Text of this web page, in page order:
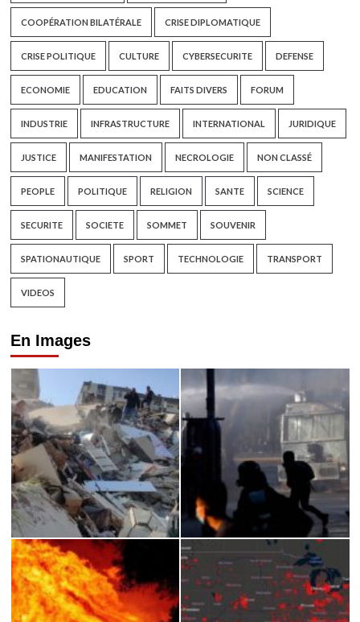
COOPÉRATION BILATÉRALE CRISE DIPLOMATIQUE
CRISE POLITIQUE CULTURE CYBERSECURITE DEFENSE
ECONOMIE EDUCATION FAITS DIVERS FORUM
INDUSTRIE INFRASTRUCTURE INTERNATIONAL JURIDIQUE
JUSTICE MANIFESTATION NECROLOGIE NON CLASSÉ
PEOPLE POLITIQUE RELIGION SANTE SCIENCE
SECURITE SOCIETE SOMMET SOUVENIR
SPATIONAUTIQUE SPORT TECHNOLOGIE TRANSPORT
VIDEOS
En Images